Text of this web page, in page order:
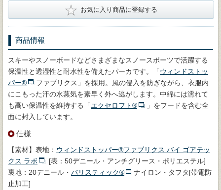
★ お気に入り商品に登録する
商品情報
スキーやスノーボードなどさまざまなスノースポーツで活躍する
保温性と透湿性と耐水性を備えたパーカです。「ウィンドストッ
パー®
ファブリクス」を採用。風の侵入を防ぎながら、衣服内
にこもった汗の水蒸気を素早く外へ逃がします。中綿には濡れて
も高い保温性を維持する「エクセロフト®
」をフードを含む全
面に封入しています。
仕様
【素材】表地： ウィンドストッパー®ファブリクス バイ ゴアテッ
クス ラボ
[表：50デニール・アンチグリース・ポリエステル]
裏地：20デニール・ バリスティック®
ナイロン・タフタ[帯電防
止加工]